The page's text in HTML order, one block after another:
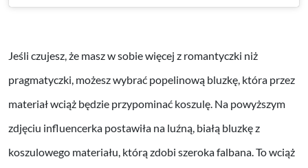
Jeśli czujesz, że masz w sobie więcej z romantyczki niż
pragmatyczki, możesz wybrać popelinową bluzkę, która przez
materiał wciąż będzie przypominać koszulę. Na powyższym
zdjęciu influencerka postawiła na luźną, białą bluzkę z
koszulowego materiału, którą zdobi szeroka falbana. To wciąż